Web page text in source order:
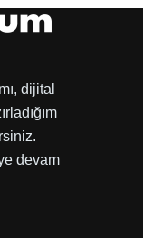
dijital
devam